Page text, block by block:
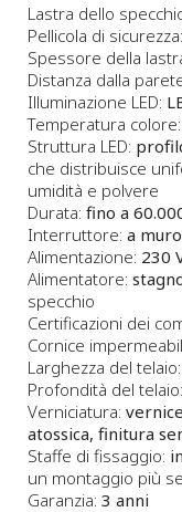
Lastra dello
Pellicola di sicurezza:
Spessore della
Distanza dalla
Illuminazione LED:
Temperatura colore:
Struttura LED:
che distribuisce
umidità e polvere
Durata: fino a
Interruttore: a muro
Alimentazione: 230
Alimentatore:
specchio
Certificazioni dei
Cornice
Larghezza del telaio:
Profondità del telaio:
Verniciatura:
atossica, finitura
Staffe di fissaggio:
un montaggio più
Garanzia: 3 anni